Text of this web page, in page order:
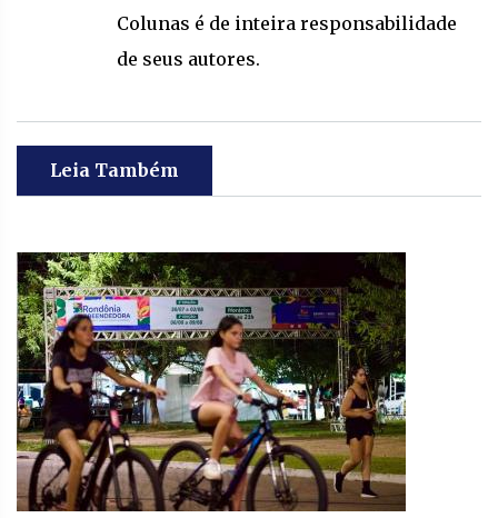
Colunas é de inteira responsabilidade
de seus autores.
Leia Também